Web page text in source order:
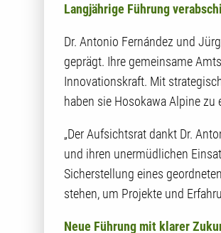
Langjährige Führung
Dr. Antonio Fernández und
geprägt. Ihre gemeinsame
Innovationskraft. Mit
haben sie Hosokawa Alpine
„Der Aufsichtsrat dankt Dr.
und ihren unermüdlichen
Sicherstellung eines
stehen, um Projekte und
Neue Führung mit klarer